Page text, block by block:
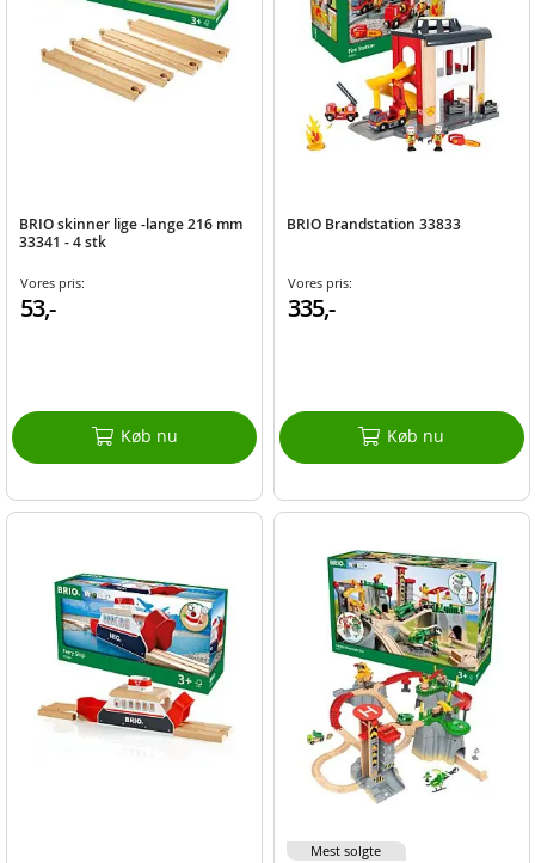
BRIO skinner lige -lange 216 mm
33341 - 4 stk
Vores pris:
53,-
Køb nu
BRIO Brandstation 33833
Vores pris:
335,-
Køb nu
Mest solgte